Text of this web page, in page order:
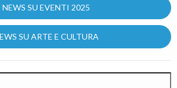
NEWS SU EVENTI 2025
SU ARTE E CULTURA